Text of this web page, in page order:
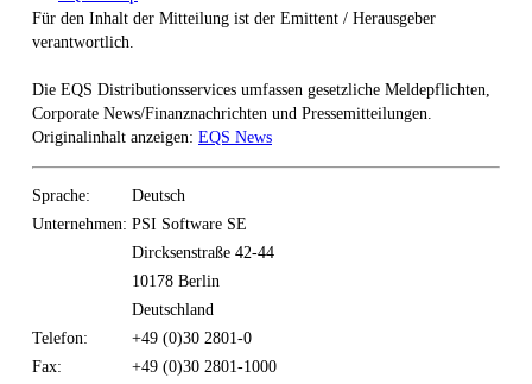
Für den Inhalt der Mitteilung ist der Emittent / Herausgeber
verantwortlich.
Die EQS Distributionsservices umfassen gesetzliche Meldepflichten,
Corporate News/Finanznachrichten und Pressemitteilungen.
Originalinhalt anzeigen: EQS News
Sprache:
Deutsch
Unternehmen: PSI Software SE
Dircksenstraße 42-44
10178 Berlin
Deutschland
Telefon:
+49 (0)30 2801-0
Fax:
+49 (0)30 2801-1000